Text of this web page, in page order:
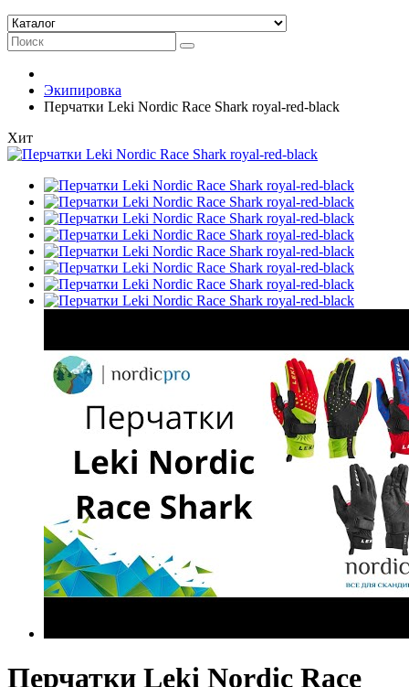
Экипировка
Перчатки Leki Nordic Race Shark royal-red-black
Хит
Перчатки Leki Nordic Race